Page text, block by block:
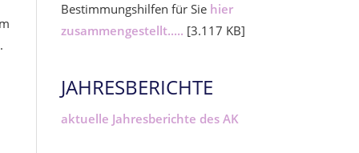
Bestimmungshilfen für Sie hier
zusammengestellt..... [3.117 KB]
JAHRESBERICHTE
aktuelle Jahresberichte des AK